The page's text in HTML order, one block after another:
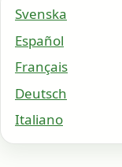
Svenska
Español
Français
Deutsch
Italiano